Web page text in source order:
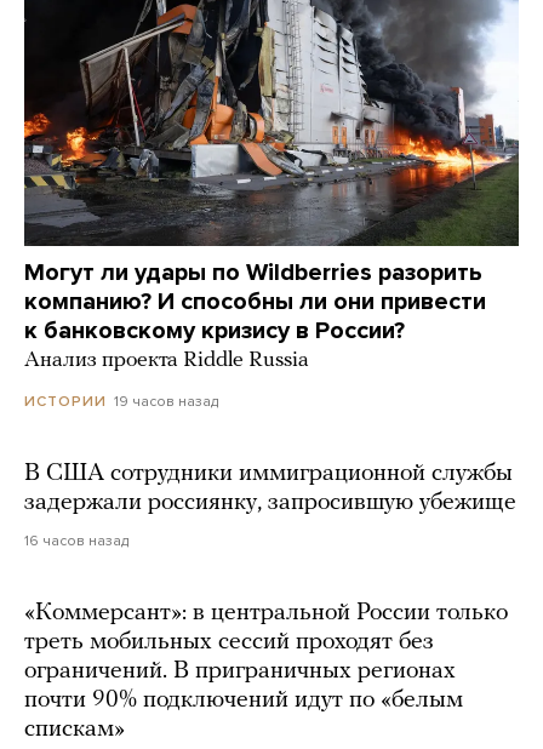
Могут ли удары по Wildberries разорить
компанию? И способны ли они привести
к банковскому кризису в России?
Анализ проекта Riddle Russia
ИСТОРИИ 19 часов назад
В США сотрудники иммиграционной службы
задержали россиянку, запросившую убежище
16 часов назад
«Коммерсант»: в центральной России только
треть мобильных сессий проходят без
ограничений. В приграничных регионах
почти 90% подключений идут по «белым
спискам»